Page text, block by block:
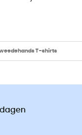
T-shirts